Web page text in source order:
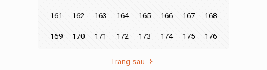
161 162 163 164 165 166 167 168
169 170 171 172 173 174 175 176
Trang sau